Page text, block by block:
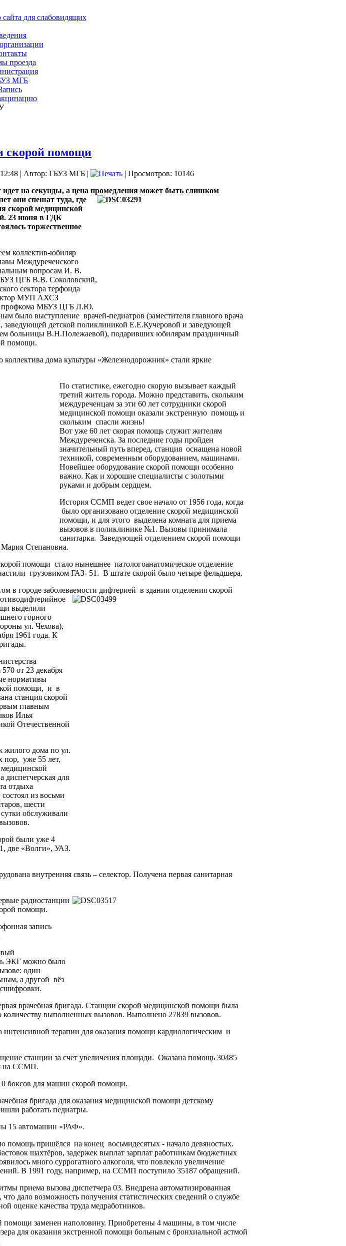
для слабовидящих
проезда
МГБ
скорой помощи
| Автор: ГБУЗ МГБ |
| Просмотров: 10146
идет на секунды, а цена промедления может быть слишком
они спешат туда, где
скорой медицинской
23 июня в ГДК
торжественное
коллектив-юбиляр
Междуреченского
вопросам И. В.
ЦГБ В.В. Соколовский,
сектора терфонда
МУП АХСЗ
профкома МБУЗ ЦГБ Л.Ю.
было выступление врачей-педиатров (заместителя главного врача
заведующей детской поликлиникой Е.Е.Кучеровой и заведующей
больницы В.Н.Полежаевой), подаривших юбилярам праздничный
помощи.
коллектива дома культуры «Железнодорожник» стали яркие
По статистике, ежегодно скорую вызывает каждый
третий житель города. Можно представить, скольким
междуреченцам за эти 60 лет сотрудники скорой
медицинской помощи оказали экстренную помощь и
скольким спасли жизнь!
Вот уже 60 лет скорая помощь служит жителям
Междуреченска. За последние годы пройден
значительный путь вперед, станция оснащена новой
техникой, современным оборудованием, машинами.
Новейшее оборудование скорой помощи особенно
важно. Как и хорошие специалисты с золотыми
руками и добрым сердцем.
История ССМП ведет свое начало от 1956 года, когда
было организовано отделение скорой медицинской
помощи, и для этого выделена комната для приема
вызовов в поликлинике №1. Вызовы принимала
санитарка. Заведующей отделением скорой помощи
Мария Степановна.
помощи стало нынешнее патологоанатомическое отделение
грузовиком ГАЗ- 51. В штате скорой было четыре фельдшера.
в городе заболеваемости дифтерией в здании отделения скорой
выделили
горного
ул. Чехова),
1961 года. К
от 23 декабря
нормативы
помощи, и в
станция скорой
главным
Илья
Отечественной
дома по ул.
пор, уже 55 лет,
медицинской
для
отдыха
из восьми
шести
обслуживали
были уже 4
две «Волги», УАЗ.
внутренняя связь – селектор. Получена первая санитарная
радиостанции
помощи.
запись
ЭКГ можно было
один
а другой вёз
врачебная бригада. Станции скорой медицинской помощи была
количеству выполненных вызовов. Выполнено 27839 вызовов.
интенсивной терапии для оказания помощи кардиологическим и
станции за счет увеличения площади. Оказана помощь 30485
на ССМП.
боксов для машин скорой помощи.
бригада для оказания медицинской помощи детскому
работать педиатры.
15 автомашин «РАФ».
пришёлся на конец восьмидесятых - начало девяностых.
шахтёров, задержек выплат зарплат работникам бюджетных
много суррогатного алкоголя, что повлекло увеличение
В 1991 году, например, на ССМП поступило 35187 обращений.
приема вызова диспетчера 03. Внедрена автоматизированная
дало возможность получения статистических сведений о службе
оценке качества труда медработников.
помощи заменен наполовину. Приобретены 4 машины, в том числе
для оказания экстренной помощи больным с бронхиальной астмой